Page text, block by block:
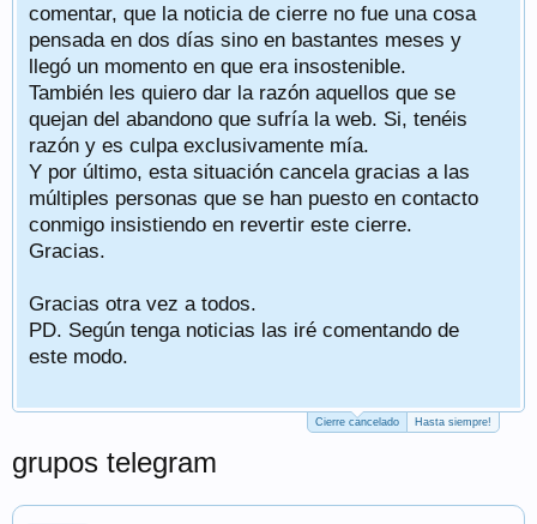
comentar, que la noticia de cierre no fue una cosa
pensada en dos días sino en bastantes meses y
llegó un momento en que era insostenible.
También les quiero dar la razón aquellos que se
quejan del abandono que sufría la web. Si, tenéis
razón y es culpa exclusivamente mía.
Y por último, esta situación cancela gracias a las
múltiples personas que se han puesto en contacto
conmigo insistiendo en revertir este cierre.
Gracias.
Gracias otra vez a todos.
PD. Según tenga noticias las iré comentando de
este modo.
Cierre cancelado Hasta siempre!
grupos telegram